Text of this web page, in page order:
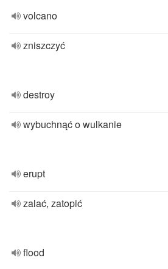
volcano
zniszczyć
destroy
wybuchnąć o wulkanie
erupt
zalać, zatopić
flood